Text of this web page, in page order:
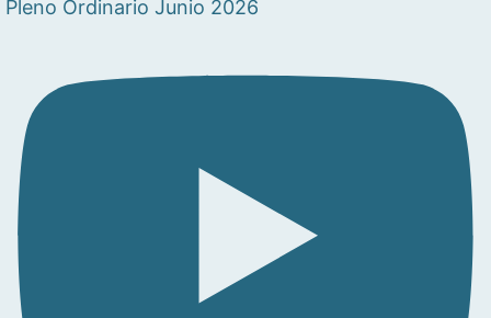
Pleno Ordinario Junio 2026